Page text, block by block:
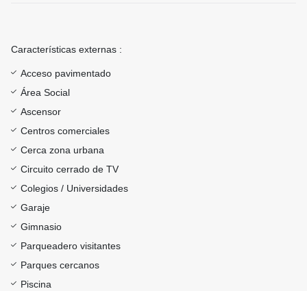
Características externas :
Acceso pavimentado
Área Social
Ascensor
Centros comerciales
Cerca zona urbana
Circuito cerrado de TV
Colegios / Universidades
Garaje
Gimnasio
Parqueadero visitantes
Parques cercanos
Piscina